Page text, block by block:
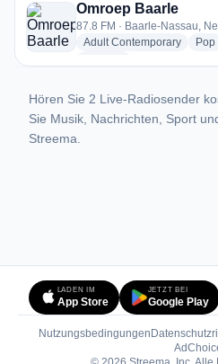
Omroep Baarle
87.8 FM · Baarle-Nassau,
Adult ContemporaryradioPop
Hören Sie 2 Live-Radiosender
Sie Musik, Nachrichten, Sport
Streema.
LADEN IM
App Store
JETZT BEI
Google Play
Nutzungsbedingungen